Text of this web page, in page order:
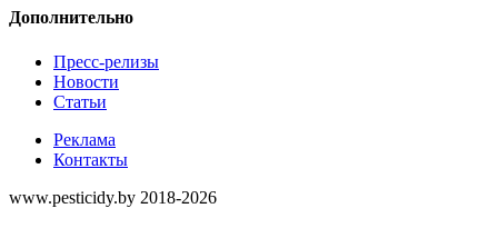
Дополнительно
Пресс-релизы
Новости
Статьи
Реклама
Контакты
www.pesticidy.by 2018-2026